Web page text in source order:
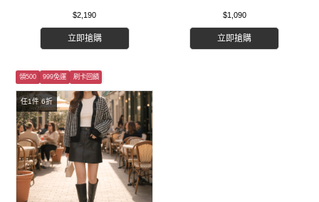
$2,190
立即搶購
$1,090
立即搶購
任1件 6折
領500 999免運 刷卡回饋